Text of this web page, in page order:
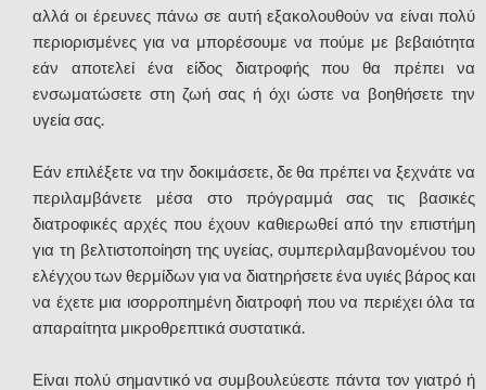
αλλά οι έρευνες πάνω σε αυτή εξακολουθούν να είναι πολύ
περιορισμένες για να μπορέσουμε να πούμε με βεβαιότητα
εάν αποτελεί ένα είδος διατροφής που θα πρέπει να
ενσωματώσετε στη ζωή σας ή όχι ώστε να βοηθήσετε την
υγεία σας.
Εάν επιλέξετε να την δοκιμάσετε, δε θα πρέπει να ξεχνάτε να
περιλαμβάνετε μέσα στο πρόγραμμά σας τις βασικές
διατροφικές αρχές που έχουν καθιερωθεί από την επιστήμη
για τη βελτιστοποίηση της υγείας, συμπεριλαμβανομένου του
ελέγχου των θερμίδων για να διατηρήσετε ένα υγιές βάρος και
να έχετε μια ισορροπημένη διατροφή που να περιέχει όλα τα
απαραίτητα μικροθρεπτικά συστατικά.
Είναι πολύ σημαντικό να συμβουλεύεστε πάντα τον γιατρό ή